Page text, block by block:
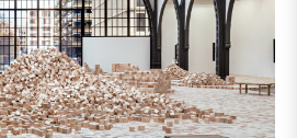
ypatingus, tik
skirtus, pasiūlymus ir tiesiai į
dėžutę gauk kasdienybę
bei 10% nuolaidos kodą